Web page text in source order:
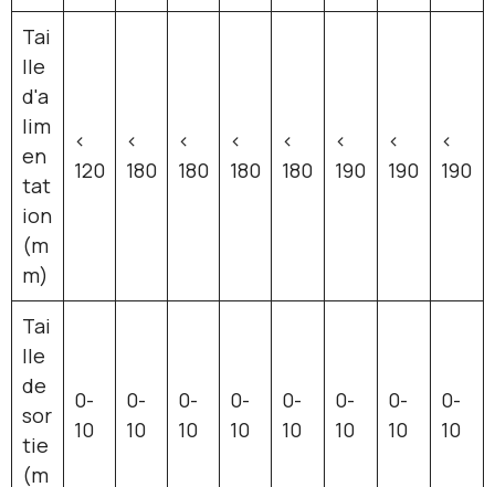
Tai
lle
d'a
lim
en
tat
ion
(m
m)
<
120
<
180
<
180
<
180
<
180
<
190
<
190
<
190
Tai
lle
de
sor
tie
(m
0-
10
0-
10
0-
10
0-
10
0-
10
0-
10
0-
10
0-
10